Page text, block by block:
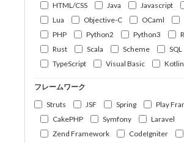
HTML/CSS
Java Javascript
Lua
Objective-C OCaml
PHP
Python2 Python3 R
Rust
Scala Scheme SQL
TypeScript
Visual Basic Kotlin
フレームワーク
Struts
JSF Spring
Play
CakePHP
Symfony
Laravel
Zend Framework
CodeIgniter